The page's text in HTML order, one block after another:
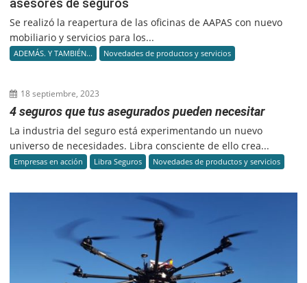
asesores de seguros
Se realizó la reapertura de las oficinas de AAPAS con nuevo
mobiliario y servicios para los...
ADEMÁS. Y TAMBIÉN... Novedades de productos y servicios
18 septiembre, 2023
4 seguros que tus asegurados pueden necesitar
La industria del seguro está experimentando un nuevo
universo de necesidades. Libra consciente de ello crea...
Empresas en acción Libra Seguros Novedades de productos y servicios